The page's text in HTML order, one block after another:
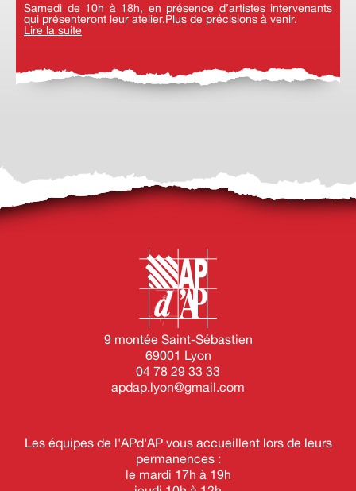
Samedi de 10h à 18h, en présence d’artistes intervenants
qui présenteront leur atelier.Plus de précisions à venir.
Lire la suite
9 montée Saint-Sébastien
69001 Lyon
04 78 29 33 33
apdap.lyon@gmail.com
Les équipes de l'APd'AP vous accueillent lors de leurs
permanences :
le mardi 17h à 19h